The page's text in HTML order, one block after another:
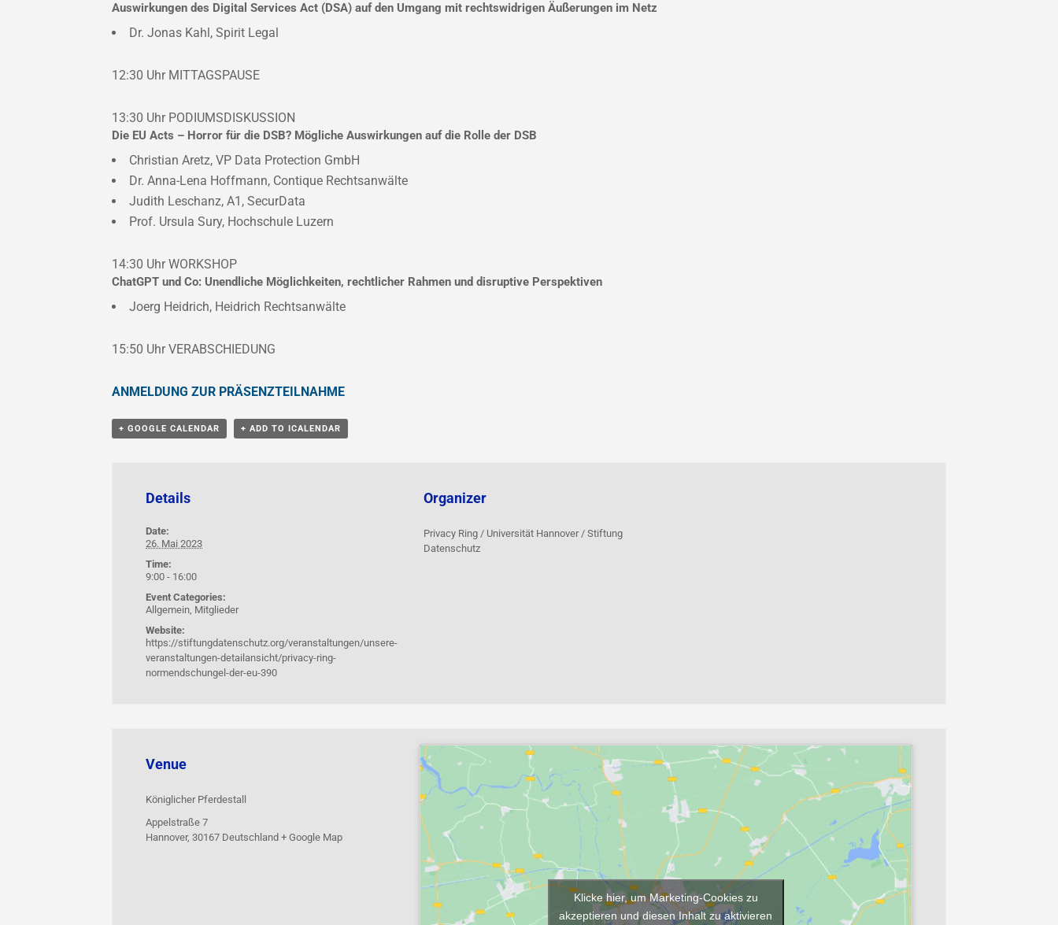
Auswirkungen des Digital Services Act (DSA) auf den Umgang mit rechtswidrigen Äußerungen im Netz
Dr. Jonas Kahl, Spirit Legal
12:30 Uhr MITTAGSPAUSE
13:30 Uhr PODIUMSDISKUSSION
Die EU Acts – Horror für die DSB? Mögliche Auswirkungen auf die Rolle der DSB
Christian Aretz, VP Data Protection GmbH
Dr. Anna-Lena Hoffmann, Contique Rechtsanwälte
Judith Leschanz, A1, SecurData
Prof. Ursula Sury, Hochschule Luzern
14:30 UhrWORKSHOP
ChatGPT und Co: Unendliche Möglichkeiten, rechtlicher Rahmen und disruptive Perspektiven
Joerg Heidrich, Heidrich Rechtsanwälte
15:50 UhrVERABSCHIEDUNG
ANMELDUNG ZUR PRÄSENZTEILNAHME
+ GOOGLE CALENDAR + ADD TO ICALENDAR
Details
Date:
26. Mai 2023
Time:
9:00 - 16:00
Event Categories:
Allgemein, Mitglieder
Website:
https://stiftungdatenschutz.org/veranstaltungen/unsere-
veranstaltungen-detailansicht/privacy-ring-
normendschungel-der-eu-390
Organizer
Privacy Ring / Universität Hannover / Stiftung
Datenschutz
Venue
Königlicher Pferdestall
Appelstraße 7
Hannover, 30167 Deutschland + Google Map
Klicke hier, um Marketing-Cookies zu
akzeptieren und diesen Inhalt zu aktivieren